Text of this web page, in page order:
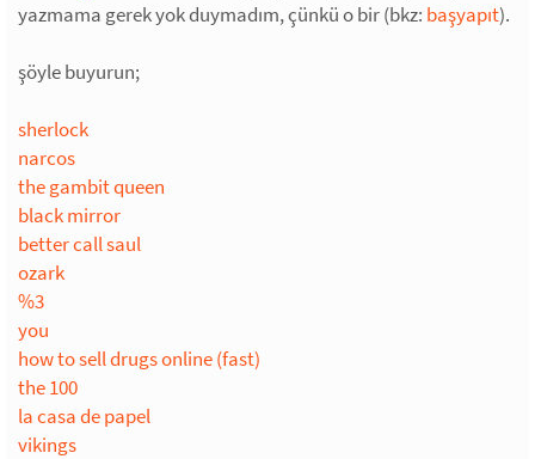
yazmama gerek yok duymadım, çünkü o bir (bkz: başyapıt).
şöyle buyurun;
sherlock
narcos
the gambit queen
black mirror
better call saul
ozark
%3
you
how to sell drugs online (fast)
the 100
la casa de papel
vikings